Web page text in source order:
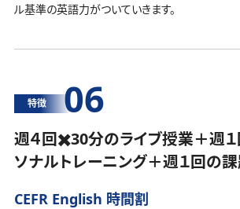
ル基準の英語力がついていきます。
特徴 06
週４回✖️30分のライブ授業＋週
ソナルトレーニング＋週１回の
CEFR English 時間割